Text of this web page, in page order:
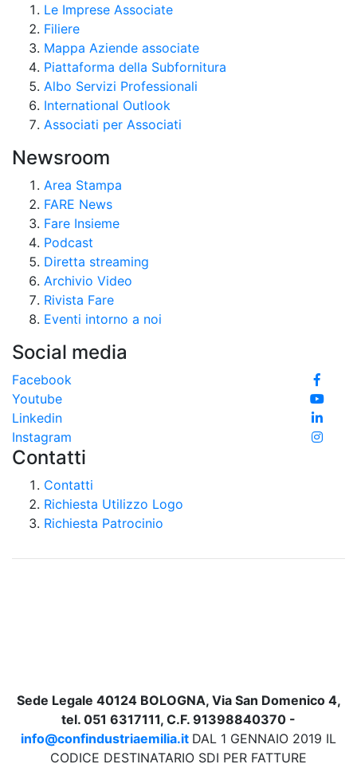
Le Imprese Associate
Filiere
Mappa Aziende associate
Piattaforma della Subfornitura
Albo Servizi Professionali
International Outlook
Associati per Associati
Newsroom
Area Stampa
FARE News
Fare Insieme
Podcast
Diretta streaming
Archivio Video
Rivista Fare
Eventi intorno a noi
Social media
Facebook
Youtube
Linkedin
Instagram
Contatti
Contatti
Richiesta Utilizzo Logo
Richiesta Patrocinio
Sede Legale 40124 BOLOGNA, Via San Domenico 4,
tel. 051 6317111, C.F. 91398840370 -
info@confindustriaemilia.it DAL 1 GENNAIO 2019 IL
CODICE DESTINATARIO SDI PER FATTURE